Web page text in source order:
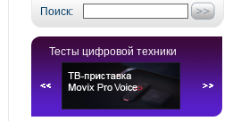
Поиск:
Тесты цифровой техники